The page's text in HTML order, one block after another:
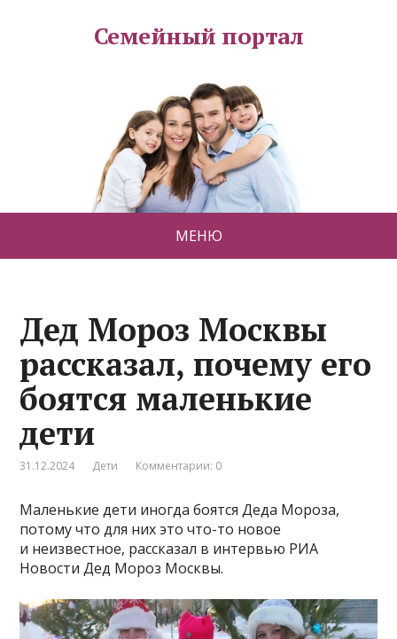
Семейный портал
МЕНЮ
Дед Мороз Москвы
рассказал, почему его
боятся маленькие
дети
31.12.2024 Дети Комментарии: 0
Маленькие дети иногда боятся Деда Мороза,
потому что для них это что-то новое
и неизвестное, рассказал в интервью РИА
Новости Дед Мороз Москвы.